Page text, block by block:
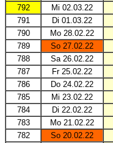
792
Mi 02.03.22
791
Di 01.03.22
790
Mo 28.02.22
789
So 27.02.22
788
Sa 26.02.22
787
Fr 25.02.22
786
Do 24.02.22
785
Mi 23.02.22
784
Di 22.02.22
783
Mo 21.02.22
782
So 20.02.22